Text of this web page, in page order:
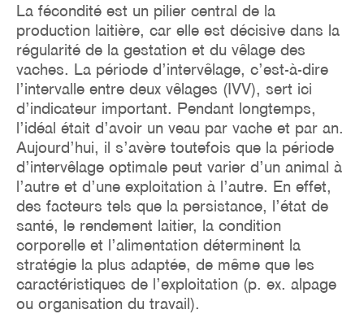
La fécondité est un pilier central de la
production laitière, car elle est décisive dans la
régularité de la gestation et du vêlage des
vaches. La période d’intervêlage, c’est-à-dire
l’intervalle entre deux vêlages (IVV), sert ici
d’indicateur important. Pendant longtemps,
l’idéal était d’avoir un veau par vache et par an.
Aujourd’hui, il s’avère toutefois que la période
d’intervêlage optimale peut varier d’un animal à
l’autre et d’une exploitation à l’autre. En effet,
des facteurs tels que la persistance, l’état de
santé, le rendement laitier, la condition
corporelle et l’alimentation déterminent la
stratégie la plus adaptée, de même que les
caractéristiques de l’exploitation (p. ex. alpage
ou organisation du travail).